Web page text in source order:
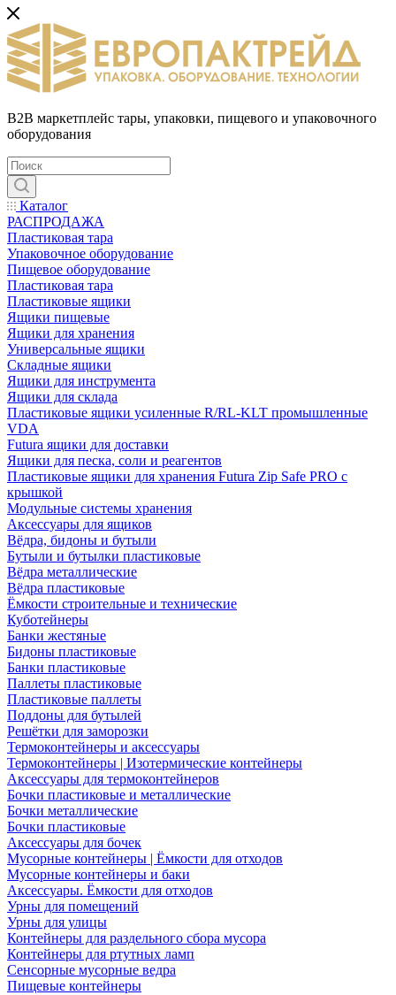
B2B маркетплейс тары, упаковки, пищевого и упаковочного
оборудования
Каталог
РАСПРОДАЖА
Пластиковая тара
Упаковочное оборудование
Пищевое оборудование
Пластиковая тара
Пластиковые ящики
Ящики пищевые
Ящики для хранения
Универсальные ящики
Складные ящики
Ящики для инструмента
Ящики для склада
Пластиковые ящики усиленные R/RL-KLT промышленные
VDA
Futura ящики для доставки
Ящики для песка, соли и реагентов
Пластиковые ящики для хранения Futura Zip Safe PRO с
крышкой
Модульные системы хранения
Аксессуары для ящиков
Вёдра, бидоны и бутыли
Бутыли и бутылки пластиковые
Вёдра металлические
Вёдра пластиковые
Ёмкости строительные и технические
Куботейнеры
Банки жестяные
Бидоны пластиковые
Банки пластиковые
Паллеты пластиковые
Пластиковые паллеты
Поддоны для бутылей
Решётки для заморозки
Термоконтейнеры и аксессуары
Термоконтейнеры | Изотермические контейнеры
Аксессуары для термоконтейнеров
Бочки пластиковые и металлические
Бочки металлические
Бочки пластиковые
Аксессуары для бочек
Мусорные контейнеры | Ёмкости для отходов
Мусорные контейнеры и баки
Аксессуары. Ёмкости для отходов
Урны для помещений
Урны для улицы
Контейнеры для раздельного сбора мусора
Контейнеры для ртутных ламп
Сенсорные мусорные ведра
Пищевые контейнеры